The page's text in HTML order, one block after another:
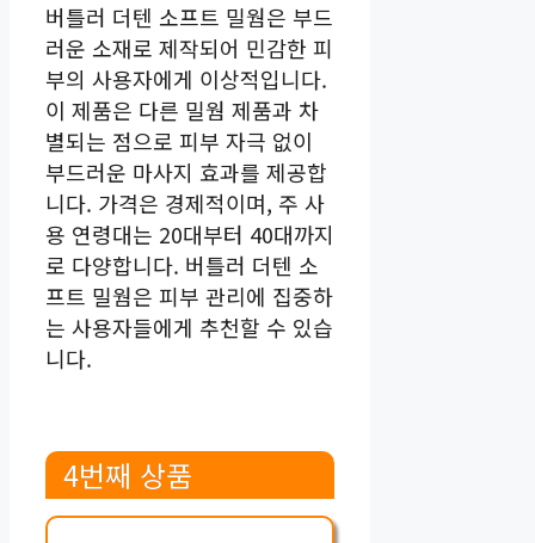
버틀러 더텐 소프트 밀웜은 부드
러운 소재로 제작되어 민감한 피
부의 사용자에게 이상적입니다.
이 제품은 다른 밀웜 제품과 차
별되는 점으로 피부 자극 없이
부드러운 마사지 효과를 제공합
니다. 가격은 경제적이며, 주 사
용 연령대는 20대부터 40대까지
로 다양합니다. 버틀러 더텐 소
프트 밀웜은 피부 관리에 집중하
는 사용자들에게 추천할 수 있습
니다.
4번째 상품